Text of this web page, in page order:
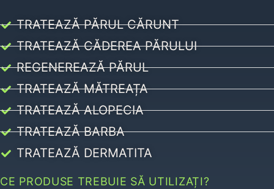
TRATEAZĂ PĂRUL CĂRUNT
TRATEAZĂ CĂDEREA PĂRULUI
REGENEREAZĂ PĂRUL
TRATEAZĂ MĂTREAȚA
TRATEAZĂ ALOPECIA
TRATEAZĂ BARBA
TRATEAZĂ DERMATITA
CE PRODUSE TREBUIE SĂ UTILIZAȚI?